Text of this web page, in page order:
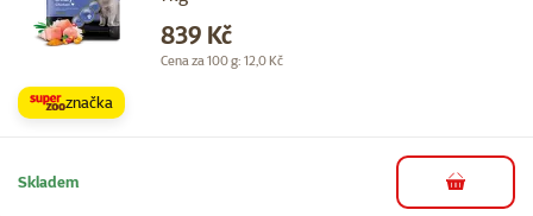
Cena
839 Kč
Cena za 100 g: 12,0 Kč
značka
Skladem do košíku